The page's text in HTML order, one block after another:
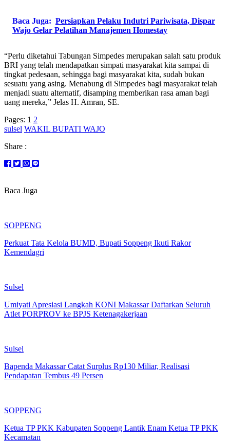
Baca Juga: Persiapkan Pelaku Indutri Pariwisata, Dispar
Wajo Gelar Pelatihan Manajemen Homestay
“Perlu diketahui Tabungan Simpedes merupakan salah satu produk
BRI yang telah mendapatkan simpati masyarakat kita sampai di
tingkat pedesaan, sehingga bagi masyarakat kita, sudah bukan
sesuatu yang asing. Menabung di Simpedes bagi masyarakat telah
menjadi suatu alternatif, disamping memberikan rasa aman bagi
uang mereka,” Jelas H. Amran, SE.
Pages: 1 2
sulsel WAKIL BUPATI WAJO
Share :
Baca Juga
SOPPENG
Perkuat Tata Kelola BUMD, Bupati Soppeng Ikuti Rakor
Kemendagri
Sulsel
Umiyati Apresiasi Langkah KONI Makassar Daftarkan Seluruh
Atlet PORPROV ke BPJS Ketenagakerjaan
Sulsel
Bapenda Makassar Catat Surplus Rp130 Miliar, Realisasi
Pendapatan Tembus 49 Persen
SOPPENG
Ketua TP PKK Kabupaten Soppeng Lantik Enam Ketua TP PKK
Kecamatan